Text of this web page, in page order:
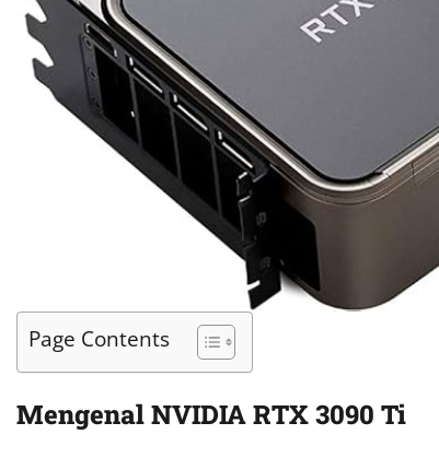
Page Contents
Mengenal NVIDIA RTX 3090 Ti